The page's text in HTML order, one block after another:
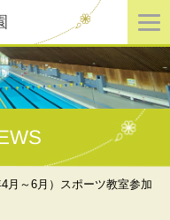
月～6月）スポーツ教室参加